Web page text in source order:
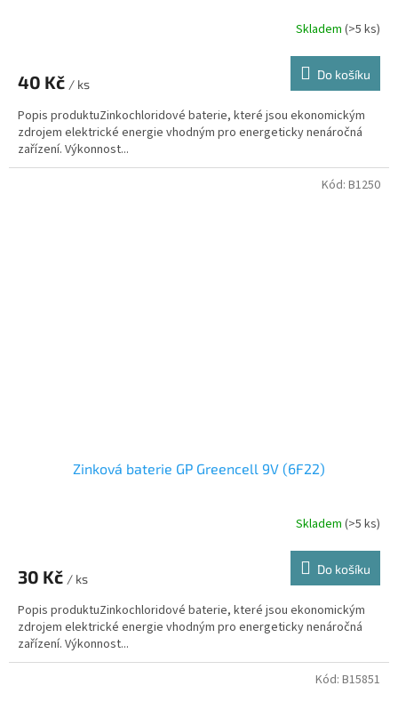
Skladem (>5 ks)
40 Kč / ks
Do košíku
Popis produktuZinkochloridové baterie, které jsou ekonomickým
zdrojem elektrické energie vhodným pro energeticky nenáročná
zařízení. Výkonnost...
Zinková baterie GP Greencell 9V (6F22)
Skladem (>5 ks)
30 Kč / ks
Do košíku
Popis produktuZinkochloridové baterie, které jsou ekonomickým
zdrojem elektrické energie vhodným pro energeticky nenáročná
zařízení. Výkonnost...
Kód: B1250
Kód: B15851